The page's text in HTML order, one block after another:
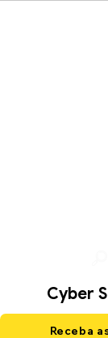
Cyber
Receba